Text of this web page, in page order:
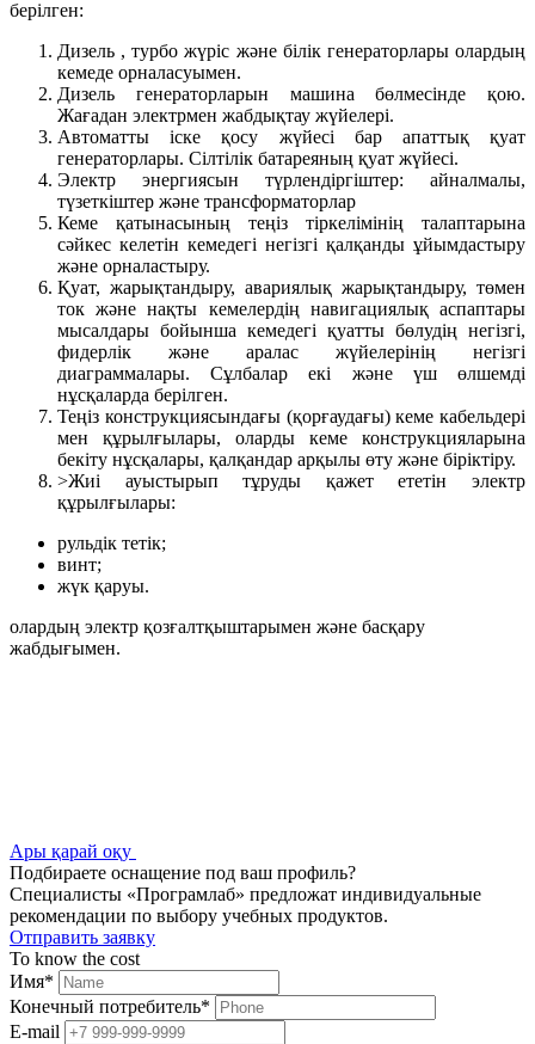
берілген:
Дизель , турбо жүріс және білік генераторлары олардың
кемеде орналасуымен.
Дизель генераторларын машина бөлмесінде қою.
Жағадан электрмен жабдықтау жүйелері.
Автоматты іске қосу жүйесі бар апаттық қуат
генераторлары. Сілтілік батареяның қуат жүйесі.
Электр энергиясын түрлендіргіштер: айналмалы,
түзеткіштер және трансформаторлар
Кеме қатынасының теңіз тіркелімінің талаптарына
сәйкес келетін кемедегі негізгі қалқанды ұйымдастыру
және орналастыру.
Қуат, жарықтандыру, авариялық жарықтандыру, төмен
ток және нақты кемелердің навигациялық аспаптары
мысалдары бойынша кемедегі қуатты бөлудің негізгі,
фидерлік және аралас жүйелерінің негізгі
диаграммалары. Сұлбалар екі және үш өлшемді
нұсқаларда берілген.
Теңіз конструкциясындағы (қорғаудағы) кеме кабельдері
мен құрылғылары, оларды кеме конструкцияларына
бекіту нұсқалары, қалқандар арқылы өту және біріктіру.
>Жиі ауыстырып тұруды қажет ететін электр
құрылғылары:
рульдік тетік;
винт;
жүк қаруы.
олардың электр қозғалтқыштарымен және басқару
жабдығымен.
Ары қарай оқу
Подбираете оснащение под ваш профиль?
Специалисты «Програмлаб» предложат индивидуальные
рекомендации по выбору учебных продуктов.
Отправить заявку
To know the cost
Имя*
Конечный потребитель*
E-mail